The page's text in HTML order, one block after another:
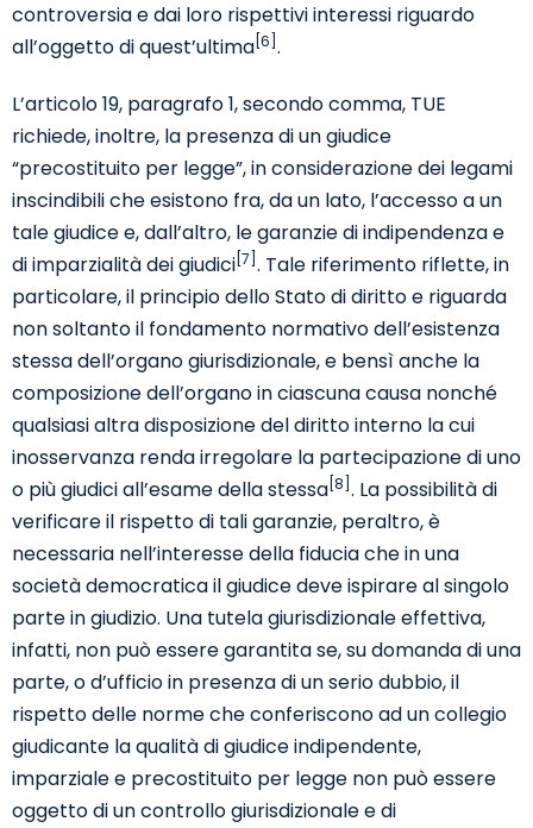
controversia e dai loro rispettivi interessi riguardo
all’oggetto di quest’ultima [6] .
L’articolo 19, paragrafo 1, secondo comma, TUE
richiede, inoltre, la presenza di un giudice
“precostituito per legge”, in considerazione dei legami
inscindibili che esistono fra, da un lato, l’accesso a un
tale giudice e, dall’altro, le garanzie di indipendenza e
di imparzialità dei giudici [7] . Tale riferimento riflette, in
particolare, il principio dello Stato di diritto e riguarda
non soltanto il fondamento normativo dell’esistenza
stessa dell’organo giurisdizionale, e bensì anche la
composizione dell’organo in ciascuna causa nonché
qualsiasi altra disposizione del diritto interno la cui
inosservanza renda irregolare la partecipazione di uno
o più giudici all’esame della stessa [8] . La possibilità di
verificare il rispetto di tali garanzie, peraltro, è
necessaria nell’interesse della fiducia che in una
società democratica il giudice deve ispirare al singolo
parte in giudizio. Una tutela giurisdizionale effettiva,
infatti, non può essere garantita se, su domanda di una
parte, o d’ufficio in presenza di un serio dubbio, il
rispetto delle norme che conferiscono ad un collegio
giudicante la qualità di giudice indipendente,
imparziale e precostituito per legge non può essere
oggetto di un controllo giurisdizionale e di